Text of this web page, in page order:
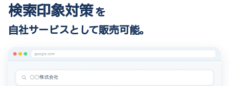
検索印象対策を
自社サービスとして販売可能。